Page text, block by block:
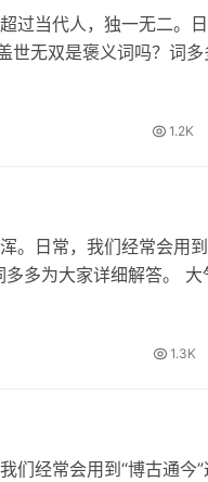
过当代人，独一无二。日
世无双是褒义词吗？词多
1.2K
。日常，我们经常会用
多为大家详细解答。 大
1.3K
们经常会用到“博古通今”